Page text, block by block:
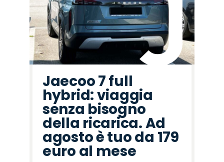
Rover
Romeo
Jaecoo 7 full
hybrid: viaggia
senza bisogno
della ricarica. Ad
agosto è tuo da 179
euro al mese